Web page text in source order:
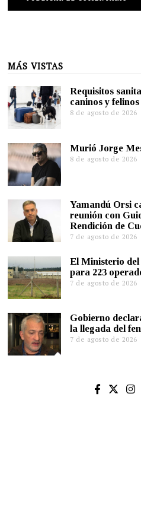
MÁS VISTAS
Requisitos
caninos y
8 de agosto de 2026
Murió Jorge
8 de agosto de 2026
Yamandú Orsi
reunión con
Rendición de
7 de agosto de 2026
El Ministerio
para 223
7 de agosto de 2026
Gobierno
la llegada del
7 de agosto de 2026